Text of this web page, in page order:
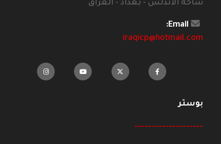
ساحة الاندلس - بغداد - العراق
Email:
iraqicp@hotmail.com
بوستر
--------------------